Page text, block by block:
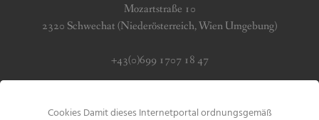
Mozartstraße 10
2320 Schwechat (Niederösterreich, Wien Umgebung)
+43(0)699 1707 18 47
Cookies Damit dieses Internetportal ordnungsgemäß